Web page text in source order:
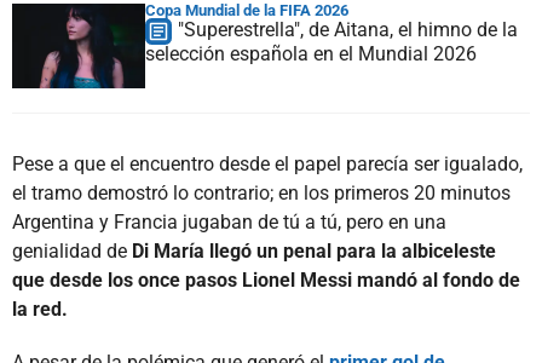
Copa Mundial de la FIFA 2026
"Superestrella", de Aitana, el himno de la
selección española en el Mundial 2026
Pese a que el encuentro desde el papel parecía ser igualado,
el tramo demostró lo contrario; en los primeros 20 minutos
Argentina y Francia jugaban de tú a tú, pero en una
genialidad de Di María llegó un penal para la albiceleste
que desde los once pasos Lionel Messi mandó al fondo de
la red.